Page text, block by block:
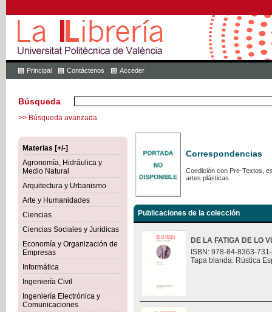
Principal Contáctenos Acceder
Búsqueda
>> Búsqueda avanzada
Materias [+/-]
Agronomía, Hidráulica y
Medio Natural
Arquitectura y Urbanismo
Arte y Humanidades
Ciencias
Ciencias Sociales y Jurídicas
Economía y Organización de
Empresas
Informática
Ingeniería Civil
Ingeniería Electrónica y
Comunicaciones
Correspondencias
Coedición con Pre-Textos,
artes plásticas.
Publicaciones de la colección
DE LA FATIGA DE LO
ISBN: 978-84-8363-
Tapa blanda. Rústica